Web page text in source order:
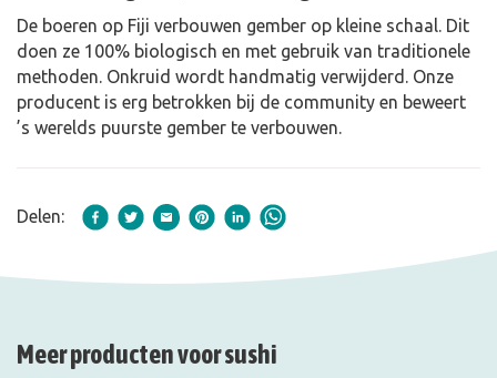
De boeren op Fiji verbouwen gember op kleine schaal. Dit
doen ze 100% biologisch en met gebruik van traditionele
methoden. Onkruid wordt handmatig verwijderd. Onze
producent is erg betrokken bij de community en beweert
’s werelds puurste gember te verbouwen.
Delen:
Meer producten voor sushi